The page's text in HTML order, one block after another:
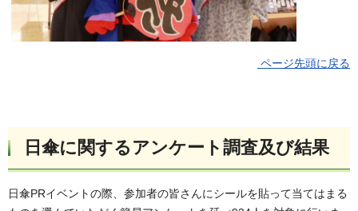
ページ先頭に戻る
日傘に関するアンケート調査及び結果
日傘PRイベントの際、参加者の皆さんにシールを貼って当てはまる